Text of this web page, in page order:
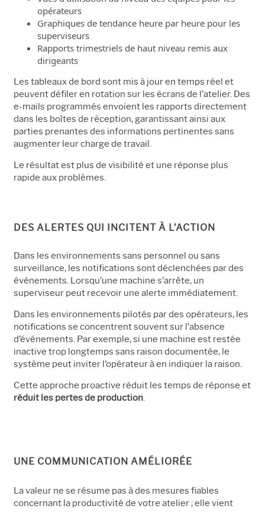
opérateurs
Graphiques de tendance heure par heure pour les
superviseurs
Rapports trimestriels de haut niveau remis aux
dirigeants
Les tableaux de bord sont mis à jour en temps réel et
peuvent défiler en rotation sur les écrans de l’atelier. Des
e-mails programmés envoient les rapports directement
dans les boîtes de réception, garantissant ainsi aux
parties prenantes des informations pertinentes sans
augmenter leur charge de travail.
Le résultat est plus de visibilité et une réponse plus
rapide aux problèmes.
DES ALERTES QUI INCITENT À L’ACTION
Dans les environnements sans personnel ou sans
surveillance, les notifications sont déclenchées par des
événements. Lorsqu’une machine s’arrête, un
superviseur peut recevoir une alerte immédiatement.
Dans les environnements pilotés par des opérateurs, les
notifications se concentrent souvent sur l’absence
d’événements. Par exemple, si une machine est restée
inactive trop longtemps sans raison documentée, le
système peut inviter l’opérateur à en indiquer la raison.
Cette approche proactive réduit les temps de réponse et
réduit les pertes de production.
UNE COMMUNICATION AMÉLIORÉE
La valeur ne se résume pas à des mesures fiables
concernant la productivité de votre atelier ; elle vient